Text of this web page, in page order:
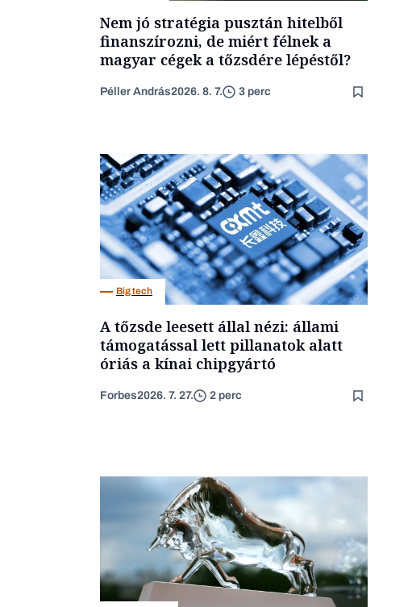
Nem jó stratégia pusztán hitelből
finanszírozni, de miért félnek a
magyar cégek a tőzsdére lépéstől?
Péller András2026. 8. 7. 3 perc
Big tech
A tőzsde leesett állal nézi: állami
támogatással lett pillanatok alatt
óriás a kínai chipgyártó
Forbes2026. 7. 27. 2 perc